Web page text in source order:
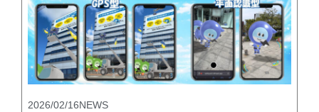
2026/02/16NEWS